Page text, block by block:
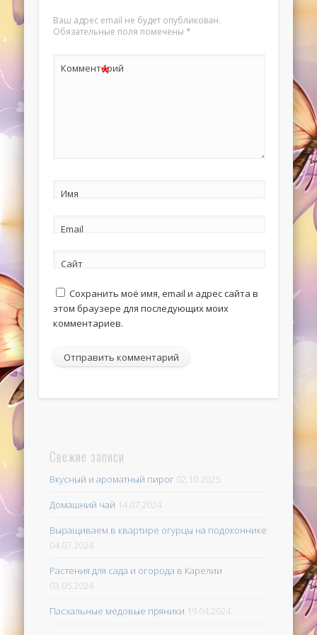
Ваш адрес email не будет опубликован.
Обязательные поля помечены *
Комментарий
*
Имя
Email
Сайт
Сохранить моё имя, email и адрес сайта в
этом браузере для последующих моих
комментариев.
Свежие записи
Вкусный и ароматный пирог 02.10.2025
Домашний чай 14.07.2024
Выращиваем в квартире огурцы на подоконнике
04.07.2024
Растения для сада и огорода в Карелии
03.05.2024
Пасхальные медовые пряники 19.04.2024